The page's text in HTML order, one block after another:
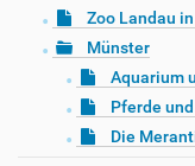
Zoo Landau
Münster
Aquarium
Pferde
Die